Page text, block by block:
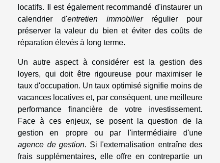
locatifs. Il est également recommandé d'instaurer un
calendrier d'entretien immobilierrégulier pour
préserver la valeur du bien et éviter des coûts de
réparation élevés à long terme.
Un autre aspect à considérer est la gestion des
loyers, qui doit être rigoureuse pour maximiser le
taux d'occupation. Un taux optimisé signifie moins de
vacances locatives et, par conséquent, une meilleure
performance financière de votre investissement.
Face à ces enjeux, se posent la question de la
gestion en propre ou par l'intermédiaire d'une
agence de gestion. Si l'externalisation entraîne des
frais supplémentaires, elle offre en contrepartie un